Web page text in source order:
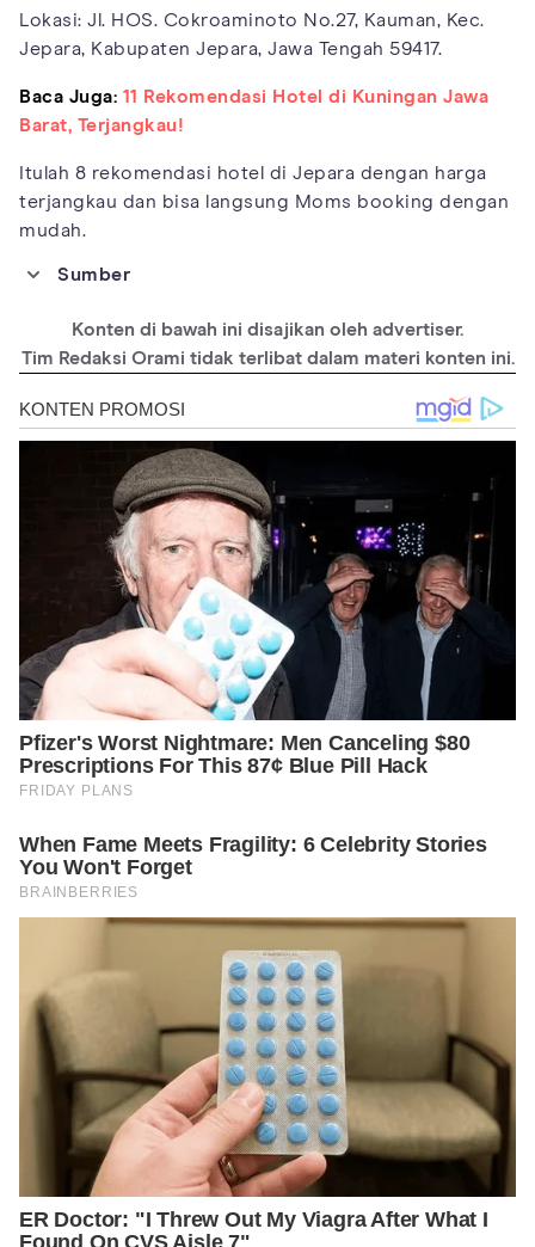
Lokasi: Jl. HOS. Cokroaminoto No.27, Kauman, Kec.
Jepara, Kabupaten Jepara, Jawa Tengah 59417.
Baca Juga: 11 Rekomendasi Hotel di Kuningan Jawa
Barat, Terjangkau!
Itulah 8 rekomendasi hotel di Jepara dengan harga
terjangkau dan bisa langsung Moms booking dengan
mudah.
Sumber
Jepara_Central_Java_Java-Hotels.html
https://www.traveloka.com/id-id/hotel/indonesia/area/jepara-
city-center-106992
Konten di bawah ini disajikan oleh advertiser.
Tim Redaksi Orami tidak terlibat dalam materi konten ini.